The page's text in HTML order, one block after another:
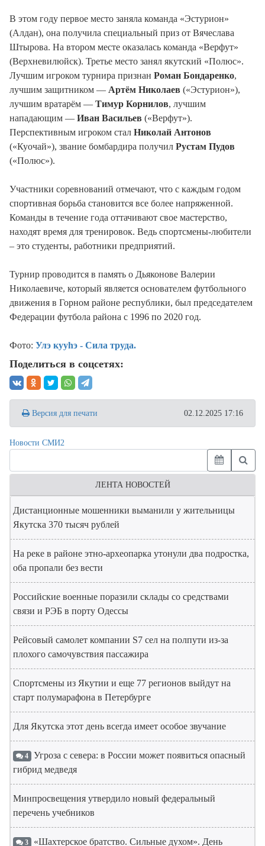
В этом году первое место заняла команда «Эстурион»
(Алдан), она получила специальный приз от Вячеслава
Штырова. На втором месте оказалась команда «Верфут»
(Верхневилюйск). Третье место занял якутский «Полюс».
Лучшим игроком турнира признан Роман Бондаренко,
лучшим защитником — Артём Николаев («Эстурион»),
лучшим вратарём — Тимур Корнилов, лучшим
нападающим — Иван Васильев («Верфут»).
Перспективным игроком стал Николай Антонов
(«Куочай»), звание бомбардира получил Рустам Пудов
(«Полюс»).
Участники соревнований отмечают, что с каждым годом
спортивная борьба становится все более напряженной.
Команды в течение года оттачивают свое мастерство,
находят время для тренировок. Ведь спортсмены-любители
– это студенты, работники предприятий.
Турнир проводится в память о Дьяконове Валерии
Николаевиче, который является основателем футбольного
движения в Горном районе республики, был председателем
Федерации футбола района с 1996 по 2020 год.
Фото: Улэ кууhэ - Сила труда.
Поделиться в соцсетях:
Версия для печати 02.12.2025 17:16
Новости СМИ2
ЛЕНТА НОВОСТЕЙ
Дистанционные мошенники выманили у жительницы
Якутска 370 тысяч рублей
На реке в районе этно-археопарка утонули два подростка,
оба пропали без вести
Российские военные поразили склады со средствами
связи и РЭБ в порту Одессы
Рейсовый самолет компании S7 сел на полпути из-за
плохого самочувствия пассажира
Спортсмены из Якутии и еще 77 регионов выйдут на
старт полумарафона в Петербурге
Для Якутска этот день всегда имеет особое звучание
4 Угроза с севера: в России может появиться опасный
гибрид медведя
Минпросвещения утвердило новый федеральный
перечень учебников
3 «Шахтерское братство. Сильные духом». День